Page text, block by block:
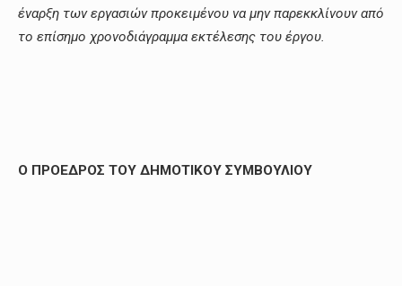
έναρξη των εργασιών προκειμένου να μην παρεκκλίνουν από
το επίσημο χρονοδιάγραμμα εκτέλεσης του έργου.
Ο ΠΡΟΕΔΡΟΣ ΤΟΥ ΔΗΜΟΤΙΚΟΥ ΣΥΜΒΟΥΛΙΟΥ